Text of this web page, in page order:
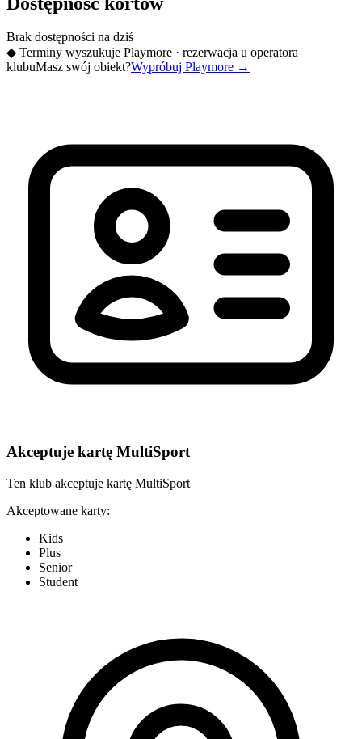
Brak dostępności na dziś
◆ Terminy wyszukuje Playmore · rezerwacja u operatora
klubuMasz swój obiekt?Wypróbuj Playmore →
Akceptuje kartę MultiSport
Ten klub akceptuje kartę MultiSport
Akceptowane karty:
Kids
Plus
Senior
Student